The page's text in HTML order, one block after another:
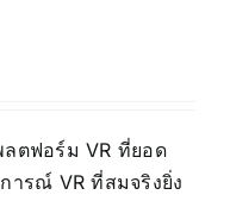
ลตฟอร์ม VR ที่ยอด
ารณ์ VR ที่สมจริงยิ่ง